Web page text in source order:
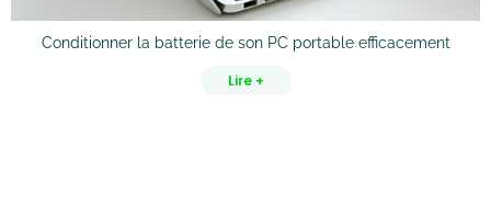
Conditionner la batterie de son PC portable efficacement
Lire +